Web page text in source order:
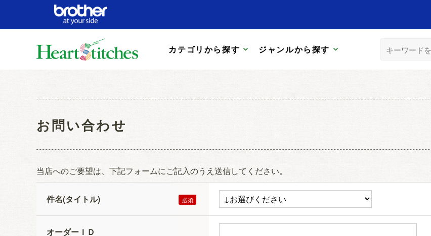
カテゴリから探す ジャンルから探す
お問い合わせ
当店へのご要望は、下記フォームにご記入のうえ送信してください。
件名(タイトル)
オーダーＩＤ